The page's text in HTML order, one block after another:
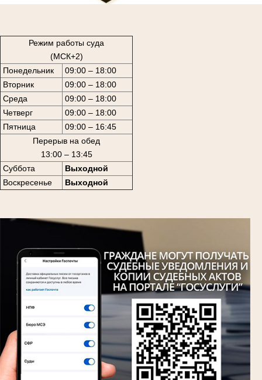
Режим работы суда
(МСК+2)
Понедельник
09:00 – 18:00
Вторник
09:00 – 18:00
Среда
09:00 – 18:00
Четверг
09:00 – 18:00
Пятница
09:00 – 16:45
Перерыв на обед
13:00 – 13:45
Суббота
Выходной
Воскресенье
Выходной